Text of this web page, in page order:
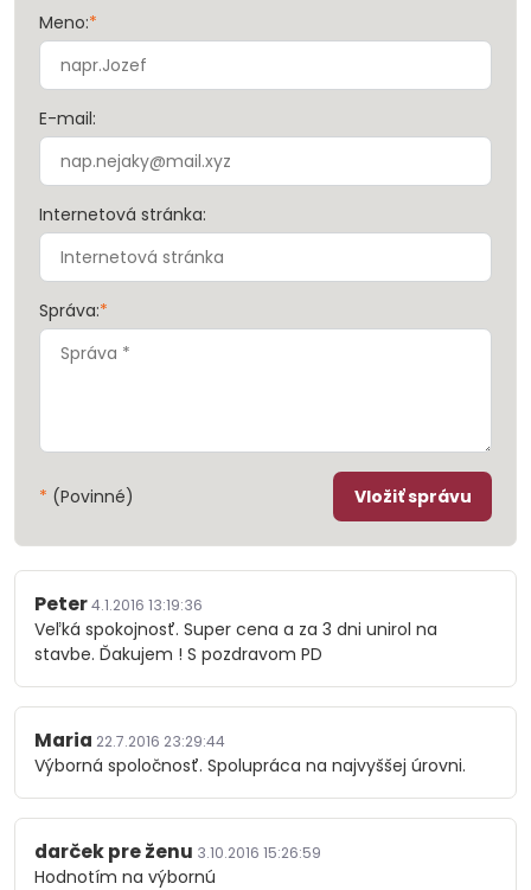
Meno:*
E-mail:
Internetová stránka:
Správa:*
* (Povinné) Vložiť správu
Peter4.1.2016 13:19:36
Veľká spokojnosť. Super cena a za 3 dni unirol na
stavbe. Ďakujem ! S pozdravom PD
Maria 22.7.2016 23:29:44
Výborná spoločnosť. Spolupráca na najvyššej úrovni.
darček pre ženu 3.10.2016 15:26:59
Hodnotím na výbornú